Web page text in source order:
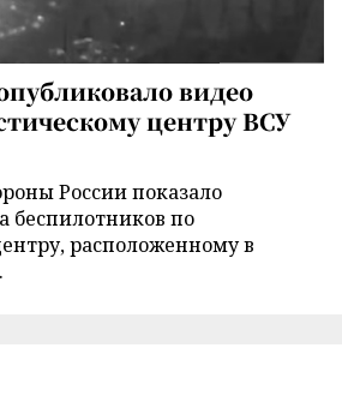
видео
центру ВСУ
России показало
беспилотников по
расположенному в